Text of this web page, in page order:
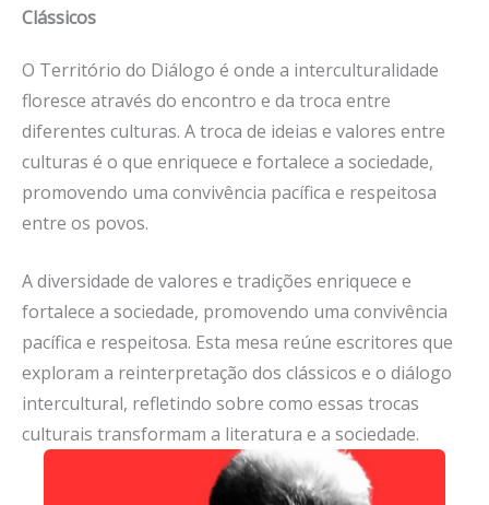
Clássicos
O Território do Diálogo é onde a interculturalidade
floresce através do encontro e da troca entre
diferentes culturas. A troca de ideias e valores entre
culturas é o que enriquece e fortalece a sociedade,
promovendo uma convivência pacífica e respeitosa
entre os povos.
A diversidade de valores e tradições enriquece e
fortalece a sociedade, promovendo uma convivência
pacífica e respeitosa. Esta mesa reúne escritores que
exploram a reinterpretação dos clássicos e o diálogo
intercultural, refletindo sobre como essas trocas
culturais transformam a literatura e a sociedade.